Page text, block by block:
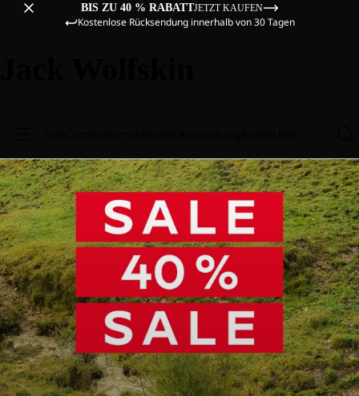
BIS ZU 40 % RABATTJETZT KAUFEN
Kostenlose Rücksendung innerhalb von 30 Tagen